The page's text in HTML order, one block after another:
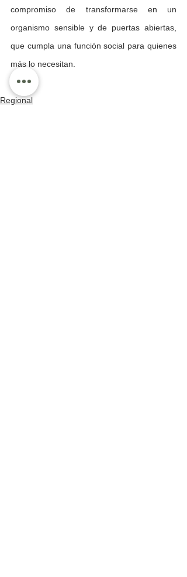
compromiso de transformarse en un
organismo sensible y de puertas abiertas,
que cumpla una función social para quienes
más lo necesitan.
Regional